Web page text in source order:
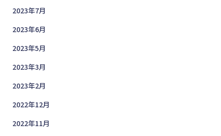
2023年7月
2023年6月
2023年5月
2023年3月
2023年2月
2022年12月
2022年11月